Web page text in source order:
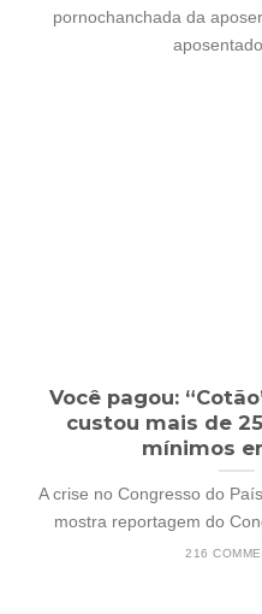
pornochanchada da
Você pagou:
custou mais de
mínimos
A crise no Congresso do
mostra reportagem do
216